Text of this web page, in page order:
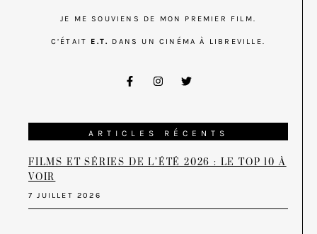
JE ME SOUVIENS DE MON PREMIER FILM.
C’ÉTAIT E.T. DANS UN CINÉMA À LIBREVILLE.
ARTICLES RÉCENTS
FILMS ET SÉRIES DE L’ÉTÉ 2026 : LE TOP 10 À
VOIR
7 JUILLET 2026